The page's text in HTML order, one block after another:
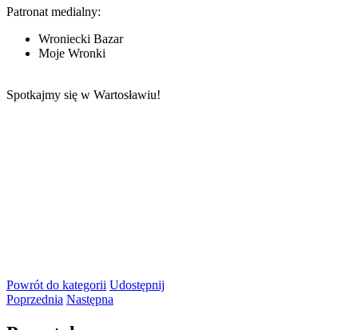
Patronat medialny:
Wroniecki Bazar
Moje Wronki
Spotkajmy się w Wartosławiu!
Powrót do kategorii Udostępnij
Poprzednia Następna